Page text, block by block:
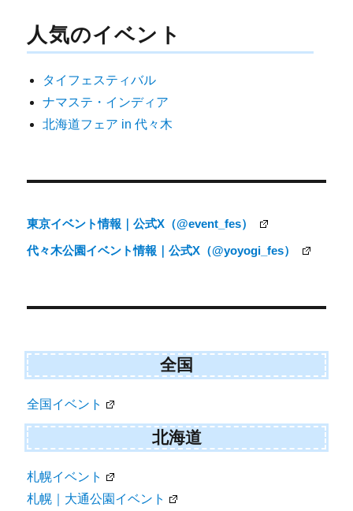
ビ
ー
シ
人気のイベント
タイフェスティバル
ナマステ・インディア
北海道フェア in 代々木
東京イベント情報｜公式X（@event_fes）
代々木公園イベント情報｜公式X（@yoyogi_fes）
全国
全国イベント
北海道
札幌イベント
札幌｜大通公園イベント